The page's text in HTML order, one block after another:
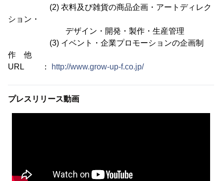
(2) 衣料及び雑貨の商品企画・アートディレク
ション・
デザイン・開発・製作・生産管理
(3) イベント・企業プロモーションの企画制
作 他
URL ：
http://www.grow-up-f.co.jp/
プレスリリース動画